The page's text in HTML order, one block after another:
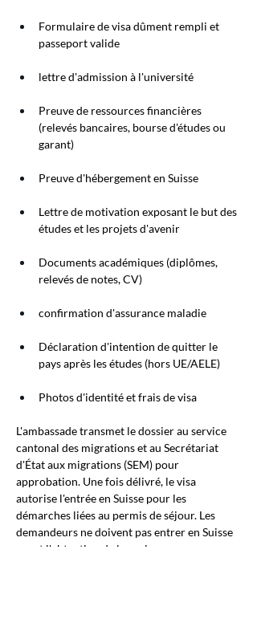
Formulaire de visa dûment rempli et
passeport valide
lettre d'admission à l'université
Preuve de ressources financières
(relevés bancaires, bourse d'études ou
garant)
Preuve d'hébergement en Suisse
Lettre de motivation exposant le but des
études et les projets d'avenir
Documents académiques (diplômes,
relevés de notes, CV)
confirmation d'assurance maladie
Déclaration d'intention de quitter le
pays après les études (hors UE/AELE)
Photos d'identité et frais de visa
L'ambassade transmet le dossier au service
cantonal des migrations et au Secrétariat
d'État aux migrations (SEM) pour
approbation. Une fois délivré, le visa
autorise l'entrée en Suisse pour les
démarches liées au permis de séjour. Les
demandeurs ne doivent pas entrer en Suisse
avant l'obtention de leur visa.